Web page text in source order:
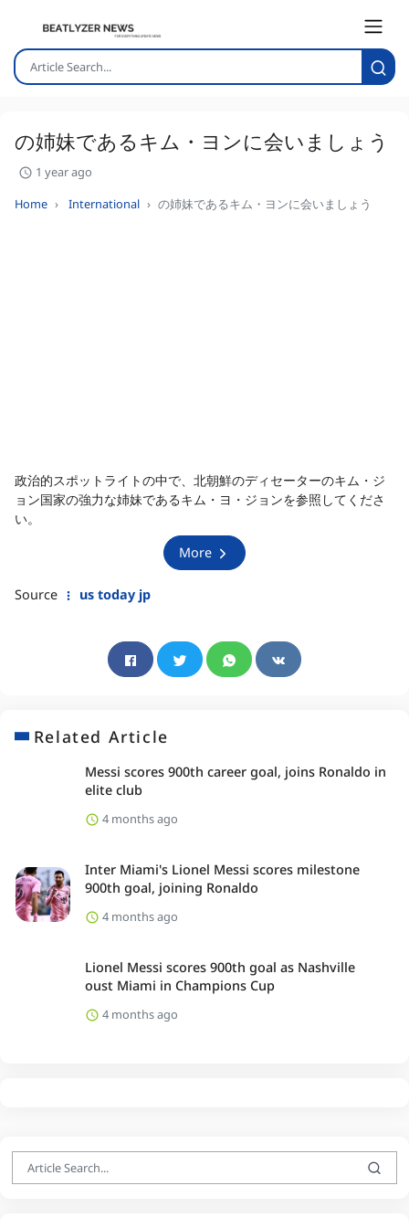
の姉妹であるキム・ヨンに会いましょう
1 year ago
Home
International の姉妹であるキム・ヨンに会いましょう
政治的スポットライトの中で、北朝鮮のディセーターのキム・ジ
ョン国家の強力な姉妹であるキム・ヨ・ジョンを参照してくださ
い。
More
Source us today jp
Related Article
Messi scores 900th career goal, joins Ronaldo in
elite club
4 months ago
Inter Miami's Lionel Messi scores milestone
900th goal, joining Ronaldo
4 months ago
Lionel Messi scores 900th goal as Nashville
oust Miami in Champions Cup
4 months ago